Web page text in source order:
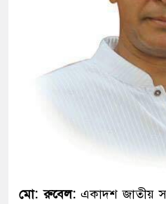
মো: রুবেল:একাদশ জাতীয়